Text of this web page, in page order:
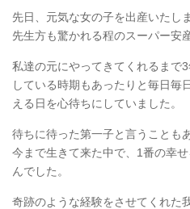
先日、元気な女の子を出産いたし
先生方も驚かれる程のスーパー安
私達の元にやってきてくれるまで
している時期もあったりと毎日毎
える日を心待ちにしていました。
待ちに待った第一子と言うこと
今まで生きて来た中で、1番の幸
んでした。
奇跡のような経験をさせてくれた